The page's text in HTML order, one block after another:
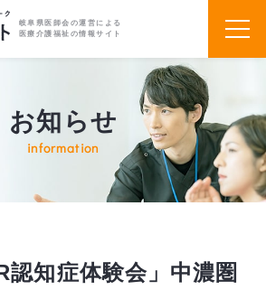
岐阜県医師会の運営による
医療介護福祉の情報サイト
お知らせ
information
認知症体験会」中濃圏